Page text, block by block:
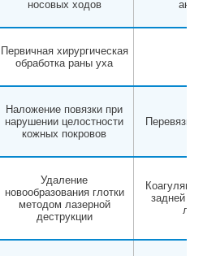
носовых ходов
Первичная хирургическая
обработка раны уха
Наложение повязки при
нарушении целостности
кожных покровов
Удаление
новообразования глотки
методом лазерной
деструкции
задней